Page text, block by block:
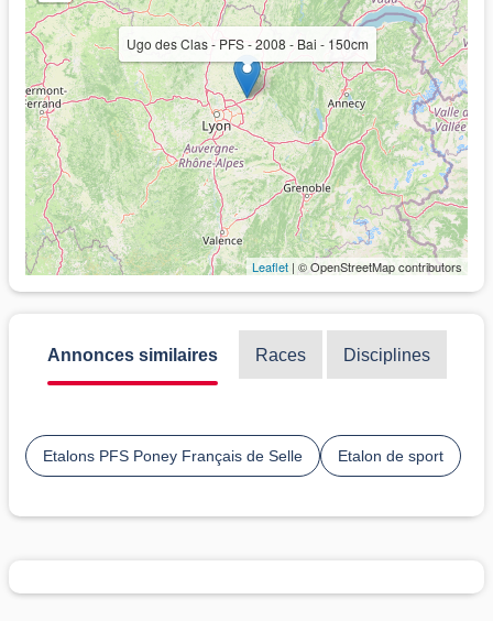
Ugo des Clas - PFS - 2008 - Bai - 150cm
Leaflet | © OpenStreetMap contributors
Annonces similaires Races Disciplines
Etalons PFS Poney Français de Selle Etalon de sport